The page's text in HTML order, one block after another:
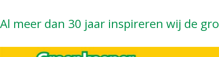
Al meer dan 30 jaar inspireren wij de